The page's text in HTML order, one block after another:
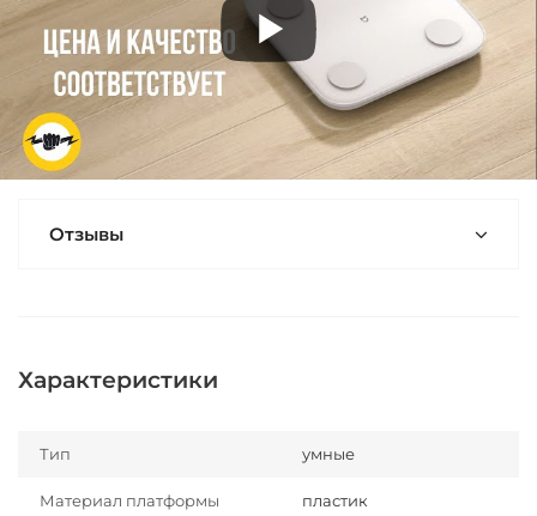
Отзывы
Характеристики
Тип умные
Материал платформы пластик